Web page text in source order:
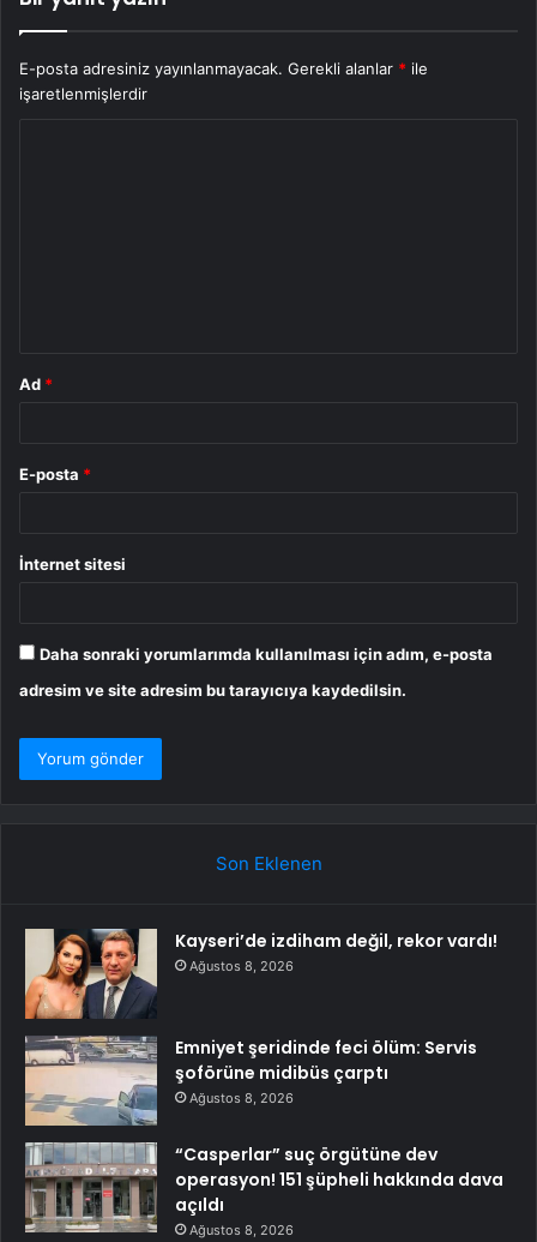
E-posta adresiniz yayınlanmayacak. Gerekli alanlar * ile
işaretlenmişlerdir
Ad *
E-posta *
İnternet sitesi
Daha sonraki yorumlarımda kullanılması için adım, e-posta
adresim ve site adresim bu tarayıcıya kaydedilsin.
Son Eklenen
Kayseri’de izdiham değil, rekor vardı!
Ağustos 8, 2026
Emniyet şeridinde feci ölüm: Servis
şoförüne midibüs çarptı
Ağustos 8, 2026
“Casperlar” suç örgütüne dev
operasyon! 151 şüpheli hakkında dava
açıldı
Ağustos 8, 2026